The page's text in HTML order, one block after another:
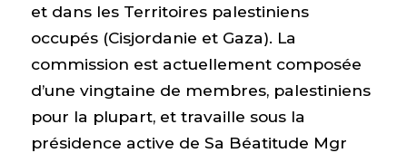
et dans les Territoires palestiniens
occupés (Cisjordanie et Gaza). La
commission est actuellement composée
d’une vingtaine de membres, palestiniens
pour la plupart, et travaille sous la
présidence active de Sa Béatitude Mgr